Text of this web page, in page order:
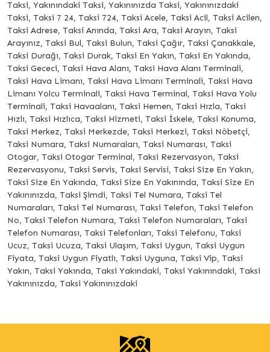
Taksi, Yakınındaki Taksi, Yakınınızda Taksi, Yakınınızdaki
Taksi, Taksi 7 24, Taksi 724, Taksi Acele, Taksi Acil, Taksi Acilen,
Taksi Adrese, Taksi Anında, Taksi Ara, Taksi Arayın, Taksi
Arayınız, Taksi Bul, Taksi Bulun, Taksi Çağır, Taksi Çanakkale,
Taksi Durağı, Taksi Durak, Taksi En Yakın, Taksi En Yakında,
Taksi Gececi, Taksi Hava Alanı, Taksi Hava Alanı Terminali,
Taksi Hava Limanı, Taksi Hava Limanı Terminali, Taksi Hava
Limanı Yolcu Terminali, Taksi Hava Terminal, Taksi Hava Yolu
Terminali, Taksi Havaalanı, Taksi Hemen, Taksi Hızla, Taksi
Hızlı, Taksi Hızlıca, Taksi Hizmeti, Taksi İskele, Taksi Konuma,
Taksi Merkez, Taksi Merkezde, Taksi Merkezi, Taksi Nöbetçi,
Taksi Numara, Taksi Numaraları, Taksi Numarası, Taksi
Otogar, Taksi Otogar Terminal, Taksi Rezervasyon, Taksi
Rezervasyonu, Taksi Servis, Taksi Servisi, Taksi Size En Yakın,
Taksi Size En Yakında, Taksi Size En Yakınında, Taksi Size En
Yakınınızda, Taksi Şimdi, Taksi Tel Numara, Taksi Tel
Numaraları, Taksi Tel Numarası, Taksi Telefon, Taksi Telefon
No, Taksi Telefon Numara, Taksi Telefon Numaraları, Taksi
Telefon Numarası, Taksi Telefonları, Taksi Telefonu, Taksi
Ucuz, Taksi Ucuza, Taksi Ulaşım, Taksi Uygun, Taksi Uygun
Fiyata, Taksi Uygun Fiyatlı, Taksi Uyguna, Taksi Vip, Taksi
Yakın, Taksi Yakında, Taksi Yakındaki, Taksi Yakınındaki, Taksi
Yakınınızda, Taksi Yakınınızdaki